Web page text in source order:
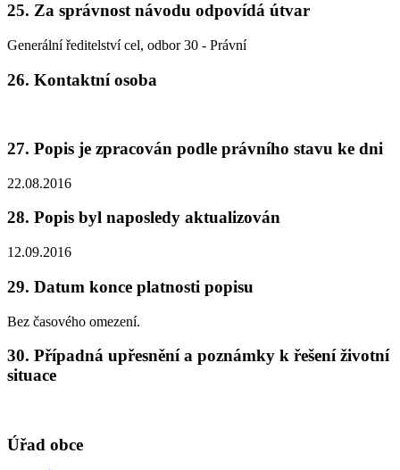
25. Za správnost návodu odpovídá útvar
Generální ředitelství cel, odbor 30 - Právní
26. Kontaktní osoba
27. Popis je zpracován podle právního stavu ke dni
22.08.2016
28. Popis byl naposledy aktualizován
12.09.2016
29. Datum konce platnosti popisu
Bez časového omezení.
30. Případná upřesnění a poznámky k řešení životní
situace
Úřad obce